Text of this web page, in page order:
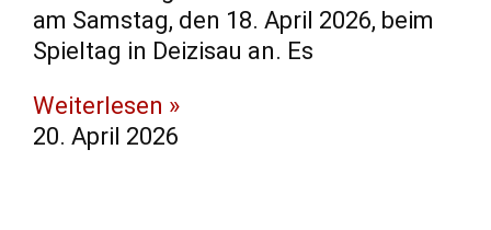
am Samstag, den 18. April 2026, beim
Spieltag in Deizisau an. ​Es
Weiterlesen »
20. April 2026